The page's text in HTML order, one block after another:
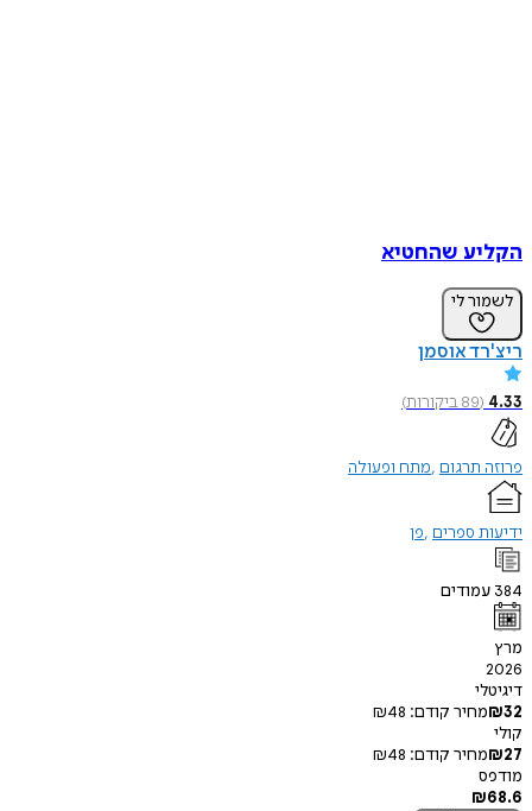
שהחטיא
לי
אוסמן
89ביקורות)
תרגום מתח ופעולה
ספרים פן
קודם:
₪48
קודם: ₪48